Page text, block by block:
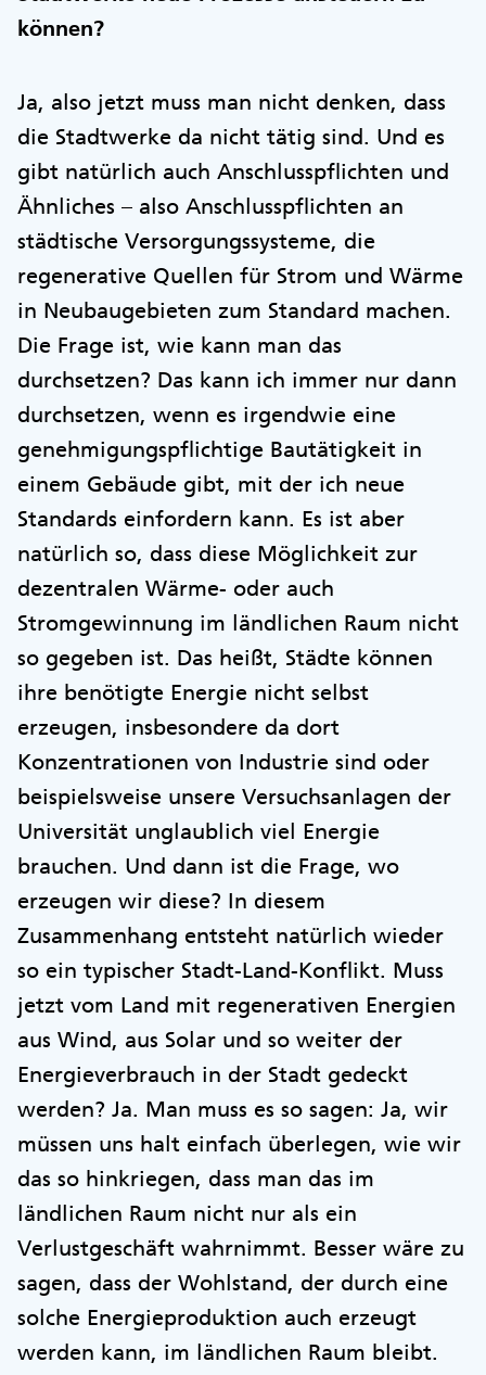
können?
Ja, also jetzt muss man nicht denken, dass
die Stadtwerke da nicht tätig sind. Und es
gibt natürlich auch Anschlusspflichten und
Ähnliches – also Anschlusspflichten an
städtische Versorgungssysteme, die
regenerative Quellen für Strom und Wärme
in Neubaugebieten zum Standard machen.
Die Frage ist, wie kann man das
durchsetzen? Das kann ich immer nur dann
durchsetzen, wenn es irgendwie eine
genehmigungspflichtige Bautätigkeit in
einem Gebäude gibt, mit der ich neue
Standards einfordern kann. Es ist aber
natürlich so, dass diese Möglichkeit zur
dezentralen Wärme- oder auch
Stromgewinnung im ländlichen Raum nicht
so gegeben ist. Das heißt, Städte können
ihre benötigte Energie nicht selbst
erzeugen, insbesondere da dort
Konzentrationen von Industrie sind oder
beispielsweise unsere Versuchsanlagen der
Universität unglaublich viel Energie
brauchen. Und dann ist die Frage, wo
erzeugen wir diese? In diesem
Zusammenhang entsteht natürlich wieder
so ein typischer Stadt-Land-Konflikt. Muss
jetzt vom Land mit regenerativen Energien
aus Wind, aus Solar und so weiter der
Energieverbrauch in der Stadt gedeckt
werden? Ja. Man muss es so sagen: Ja, wir
müssen uns halt einfach überlegen, wie wir
das so hinkriegen, dass man das im
ländlichen Raum nicht nur als ein
Verlustgeschäft wahrnimmt. Besser wäre zu
sagen, dass der Wohlstand, der durch eine
solche Energieproduktion auch erzeugt
werden kann, im ländlichen Raum bleibt.